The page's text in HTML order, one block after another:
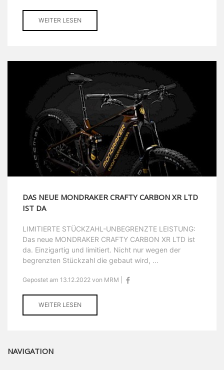
WEITER LESEN
DAS NEUE MONDRAKER CRAFTY CARBON XR LTD
IST DA
LIMITIERTE STÜCKZAHL-UNBEGRENZTE LEISTUNG:
Das neue MONDRAKER CRAFTY CARBON XR LTD ist
da. Einzigartig und limitiert. Nicht nur wegen der
begrenzten Stückzahl die gebaut wird, ...
Gepostet am 13.12.2022 von MRM |
WEITER LESEN
NAVIGATION